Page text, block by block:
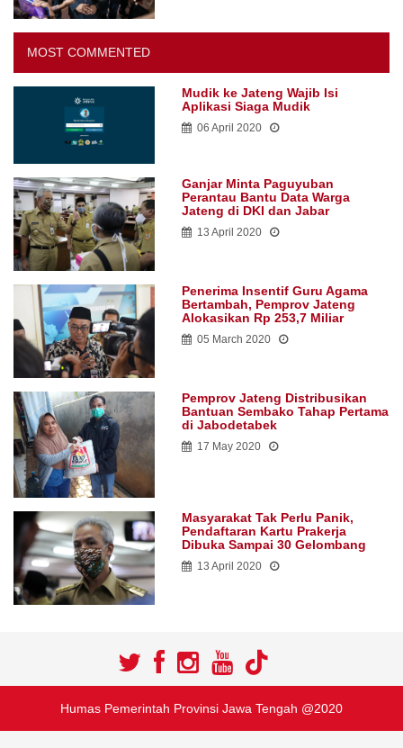
MOST COMMENTED
Mudik ke Jateng Wajib Isi
Aplikasi Siaga Mudik
06 April 2020
Ganjar Minta Paguyuban
Perantau Bantu Data Warga
Jateng di DKI dan Jabar
13 April 2020
Penerima Insentif Guru Agama
Bertambah, Pemprov Jateng
Alokasikan Rp 253,7 Miliar
05 March 2020
Pemprov Jateng Distribusikan
Bantuan Sembako Tahap Pertama
di Jabodetabek
17 May 2020
Masyarakat Tak Perlu Panik,
Pendaftaran Kartu Prakerja
Dibuka Sampai 30 Gelombang
13 April 2020
Humas Pemerintah Provinsi Jawa Tengah @2020